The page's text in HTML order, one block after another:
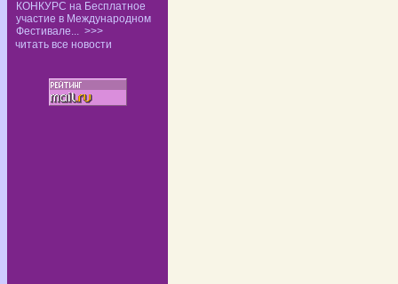
КОНКУРС на Бесплатное
участие в Международном
Фестивале... >>>
читать все новости